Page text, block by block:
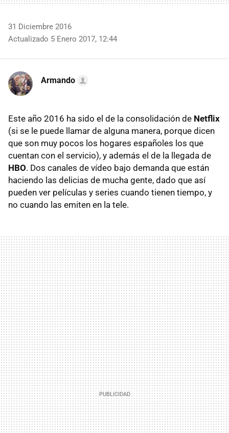
31 Diciembre 2016
Actualizado 5 Enero 2017, 12:44
Armando
Este año 2016 ha sido el de la consolidación de Netflix
(si se le puede llamar de alguna manera, porque dicen
que son muy pocos los hogares españoles los que
cuentan con el servicio), y además el de la llegada de
HBO. Dos canales de vídeo bajo demanda que están
haciendo las delicias de mucha gente, dado que así
pueden ver películas y series cuando tienen tiempo, y
no cuando las emiten en la tele.